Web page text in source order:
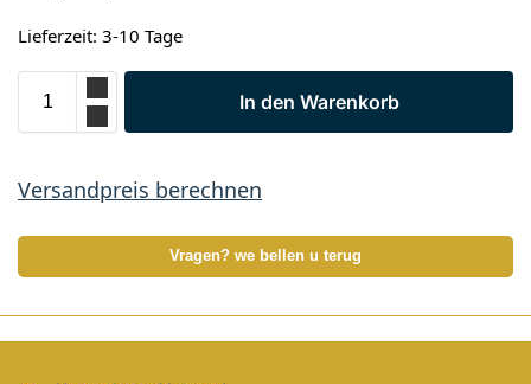
Lieferzeit: 3-10 Tage
In den Warenkorb
Versandpreis berechnen
Vragen? we bellen u terug